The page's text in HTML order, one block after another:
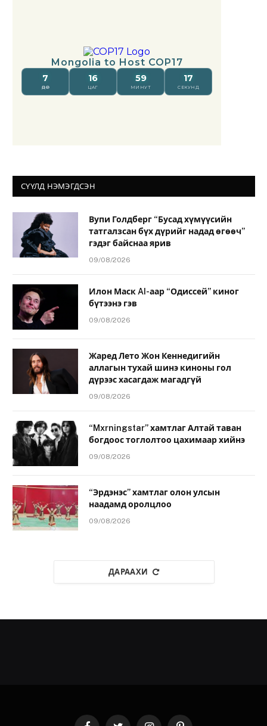
СҮҮЛД НЭМЭГДСЭН
Вупи Голдберг “Бусад хүмүүсийн
татгалзсан бүх дүрийг надад өгөөч”
гэдэг байснаа ярив
09/08/2026
Илон Маск AI-аар “Одиссей” киног
бүтээнэ гэв
09/08/2026
Жаред Лето Жон Кеннедигийн
аллагын тухай шинэ киноны гол
дүрээс хасагдаж магадгүй
09/08/2026
“Mxrningstar” хамтлаг Алтай таван
богдоос тоглолтоо цахимаар хийнэ
09/08/2026
“Эрдэнэс” хамтлаг олон улсын
наадамд оролцлоо
09/08/2026
ДАРААХИ